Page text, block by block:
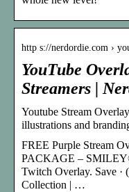
http s://nerdordie.com ›
YouTube
Streamers |
Youtube Stream
illustrations and
FREE Purple Stream
PACKAGE –
Twitch Overlay. Save ·
Collection | …